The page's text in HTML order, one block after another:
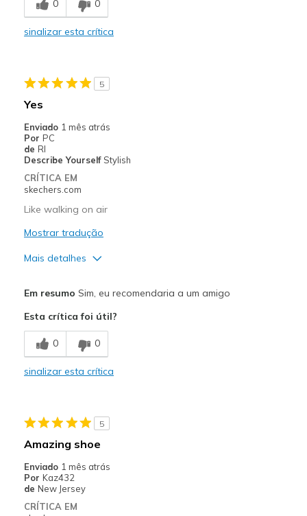
View On Shoes
0 0
sinalizar esta crítica
5
Yes
Enviado 1 mês atrás
Por PC
de RI
Describe Yourself Stylish
CRÍTICA EM
skechers.com
Like walking on air
Mostrar tradução
Mais detalhes
Breathe Well
Comfortable
Melhores utilizações
Going Out
Em resumo Sim, eu recomendaria a um amigo
Esta crítica foi útil?
0 0
sinalizar esta crítica
5
Amazing shoe
Enviado 1 mês atrás
Por Kaz432
de New Jersey
CRÍTICA EM